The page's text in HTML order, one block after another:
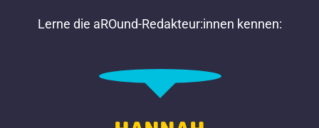
Lerne die aROund-Redakteur:innen kennen: